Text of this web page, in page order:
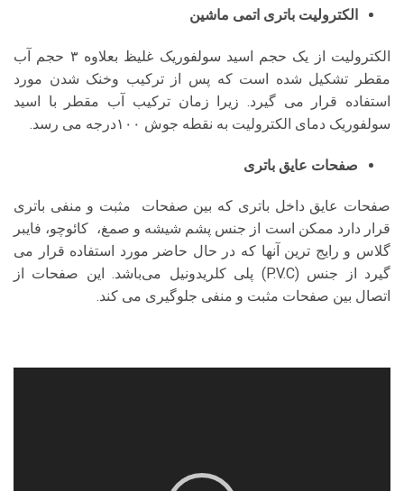
الکترولیت باتری اتمی ماشین
الکترولیت از یک حجم اسید سولفوریک غلیظ بعلاوه ۳ حجم آب
مقطر تشکیل شده است که پس از ترکیب وخنک شدن مورد
استفاده قرار می گیرد. زیرا زمان ترکیب آب مقطر با اسید
سولفوریک دمای الکترولیت به نقطه جوش ۱۰۰درجه می رسد.
صفحات عایق باتری
صفحات عایق داخل باتری که بین صفحات مثبت و منفی باتری
قرار دارد ممکن است از جنس پشم شیشه و صمغ، کائوچو، فایبر
گلاس و رایج ترین آنها که در حال حاضر مورد استفاده قرار می
گیرد از جنس (P.V.C) پلی کلریدونیل می‌باشد. این صفحات از
اتصال بین صفحات مثبت و منفی جلوگیری می کند.